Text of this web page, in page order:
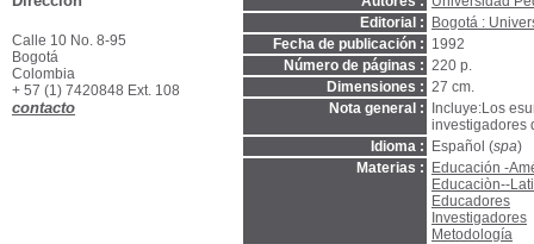
Editorial :
Bogotá :
Fecha de publicación : 1992
Número de páginas : 220 p.
Dimensiones : 27 cm.
Nota general :
Incluye:Los
investigadores
Idioma :
Español (spa)
Materias :
Educación -
Educaciòn--
Educadores
Investigadores
Metodología
Calle 10 No. 8-95
Bogotá
Colombia
+ 57 (1) 7420848 Ext. 108
contacto